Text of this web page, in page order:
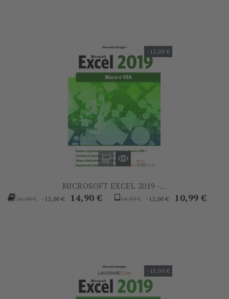
-12,00 €
MICROSOFT EXCEL 2019 -...
Prezzo
26,90 € -12,00 € Prezzo
14,90 €
Prezzo
18,99 € -12,00 € Prezzo
10,99 €
-15,00 €